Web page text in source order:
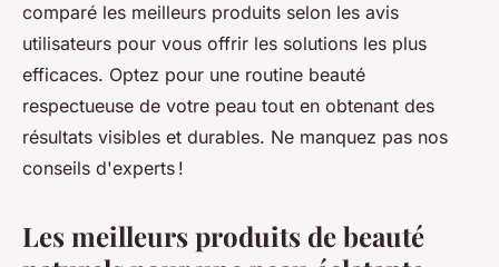
denise•1 août 2024•3 min de lecture
comparé les meilleurs produits selon les avis
utilisateurs pour vous offrir les solutions les plus
efficaces. Optez pour une routine beauté
respectueuse de votre peau tout en obtenant des
résultats visibles et durables. Ne manquez pas nos
conseils d'experts !
Les meilleurs produits de beauté